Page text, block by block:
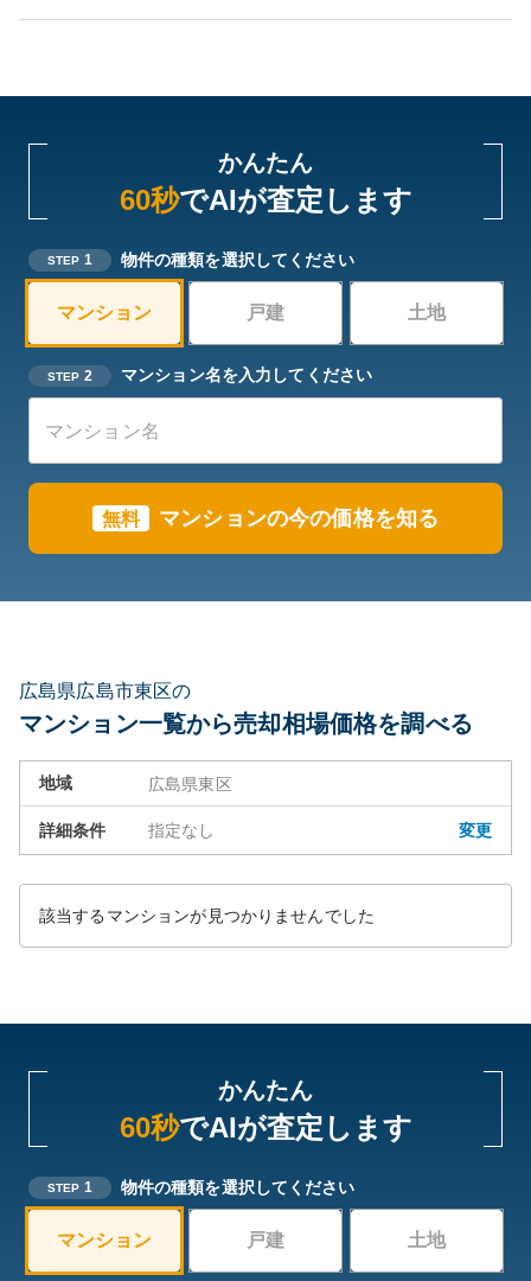
かんたん
60秒でAIが査定します
STEP 1 物件の種類を選択してください
マンション 戸建 土地
STEP 2 マンション名を入力してください
無料 マンションの今の価格を知る
広島県広島市東区の
マンション一覧から売却相場価格を調べる
地域 広島県東区
詳細条件 指定なし 変更
該当するマンションが見つかりませんでした
かんたん
60秒でAIが査定します
STEP 1 物件の種類を選択してください
マンション 戸建 土地